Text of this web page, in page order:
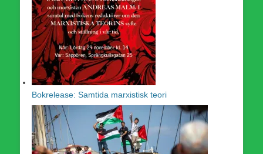
Bokrelease: Samtida marxistisk teori